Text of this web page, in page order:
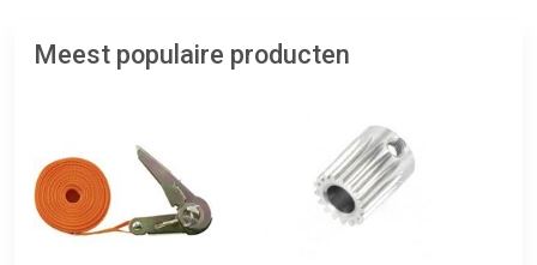
Meest populaire producten